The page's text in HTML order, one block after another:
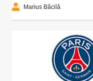
Marius Băcilă